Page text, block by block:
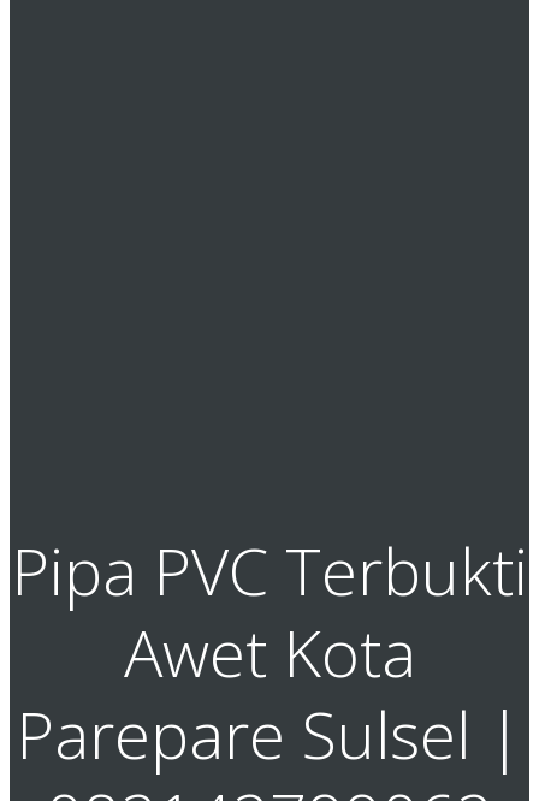
Pipa PVC Terbukti
Awet Kota
Parepare Sulsel |